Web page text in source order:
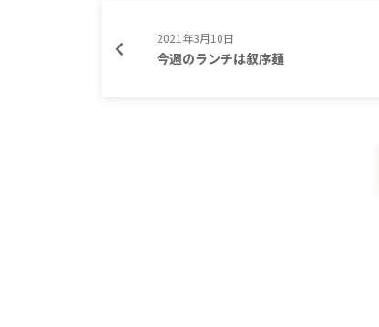
2021年3月10日
今週のランチは叙序麺